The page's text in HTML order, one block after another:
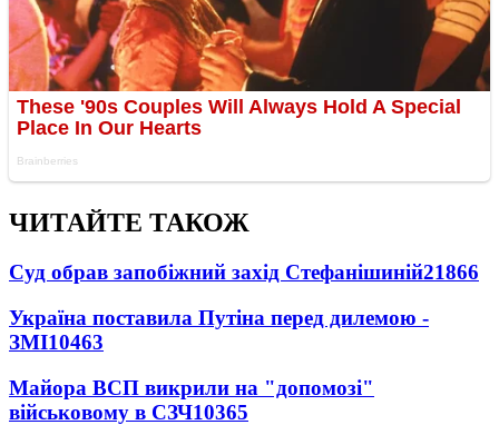
ЧИТАЙТЕ ТАКОЖ
Суд обрав запобіжний захід Стефанішиній21866
Україна поставила Путіна перед дилемою -
ЗМІ10463
Майора ВСП викрили на "допомозі"
військовому в СЗЧ10365